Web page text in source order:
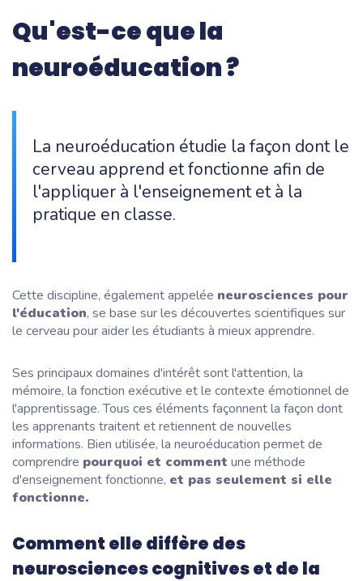
Qu'est-ce que la
neuroéducation ?
La neuroéducation étudie la façon dont le
cerveau apprend et fonctionne afin de
l'appliquer à l'enseignement et à la
pratique en classe.
Cette discipline, également appelée neurosciences pour
l'éducation, se base sur les découvertes scientifiques sur
le cerveau pour aider les étudiants à mieux apprendre.
Ses principaux domaines d'intérêt sont l'attention, la
mémoire, la fonction exécutive et le contexte émotionnel de
l'apprentissage. Tous ces éléments façonnent la façon dont
les apprenants traitent et retiennent de nouvelles
informations. Bien utilisée, la neuroéducation permet de
comprendre pourquoi et comment une méthode
d'enseignement fonctionne, et pas seulement si elle
fonctionne.
Comment elle diffère des
neurosciences cognitives et de la